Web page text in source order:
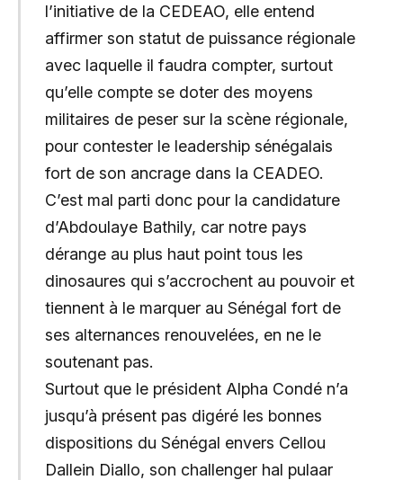
l’initiative de la CEDEAO, elle entend
affirmer son statut de puissance régionale
avec laquelle il faudra compter, surtout
qu’elle compte se doter des moyens
militaires de peser sur la scène régionale,
pour contester le leadership sénégalais
fort de son ancrage dans la CEADEO.
C’est mal parti donc pour la candidature
d’Abdoulaye Bathily, car notre pays
dérange au plus haut point tous les
dinosaures qui s’accrochent au pouvoir et
tiennent à le marquer au Sénégal fort de
ses alternances renouvelées, en ne le
soutenant pas.
Surtout que le président Alpha Condé n’a
jusqu’à présent pas digéré les bonnes
dispositions du Sénégal envers Cellou
Dallein Diallo, son challenger hal pulaar